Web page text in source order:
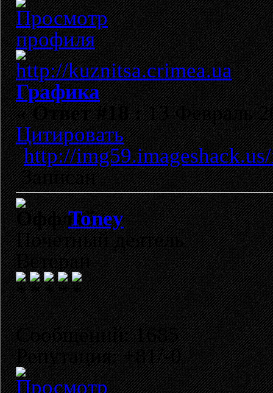
Графика
«Ответ #18 :13 Февраль
Цитировать
http://
Записан
Toney
Почетный деятель
Ветеран
Сообщений: 1685
Репутация: +81/-0